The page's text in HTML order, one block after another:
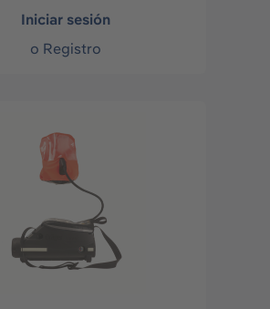
Iniciar sesión
o Registro